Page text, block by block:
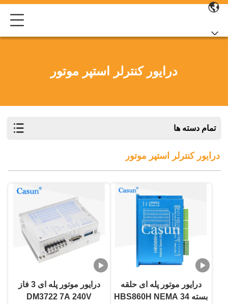
درایور کنترلر استپر موتور
تمام دسته ها
درایور کنترلر استپر موتور
درایور موتور پله ای حلقه
بسته HBS860H NEMA 34
درایور موتور پله ای 3 فاز
DM3722 7A 240V